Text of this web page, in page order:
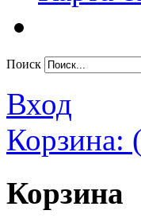
Поиск
Вход
Корзина:
Корзина